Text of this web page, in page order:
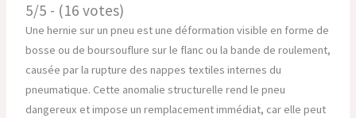
5/5 - (16 votes)
Une hernie sur un pneu est une déformation visible en forme de
bosse ou de boursouflure sur le flanc ou la bande de roulement,
causée par la rupture des nappes textiles internes du
pneumatique. Cette anomalie structurelle rend le pneu
dangereux et impose un remplacement immédiat, car elle peut